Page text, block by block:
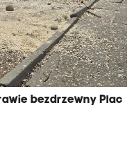
bezdrzewny Plac